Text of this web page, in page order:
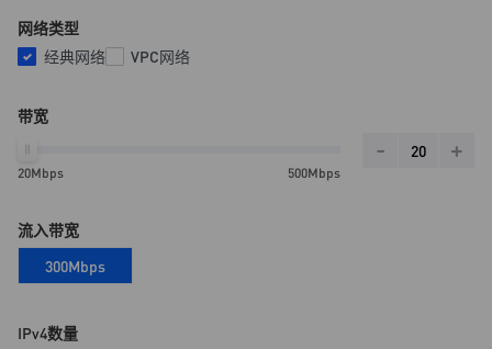
网络类型
经典网络
VPC网络
带宽
20Mbps 500Mbps
- +
流入带宽
300Mbps
IPv4数量
值班客服QQ：
四川全快云网络有限责任公司